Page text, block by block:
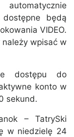
będą
VIDEO.
należy wpisać w
dostępu do
konto w
sekund.
– TatrySki
w niedzielę 24